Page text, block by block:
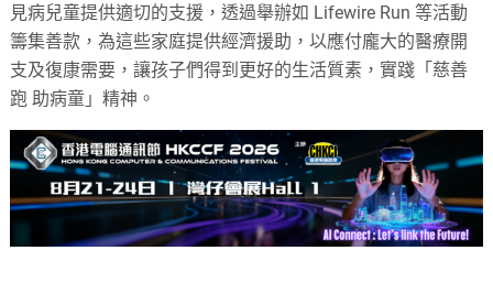
見病兒童提供適切的支援，透過舉辦如 Lifewire Run 等活動
籌集善款，為這些家庭提供經濟援助，以應付龐大的醫療開
支及復康需要，讓孩子們得到更好的生活質素，實踐「慈善
跑 助病童」精神。